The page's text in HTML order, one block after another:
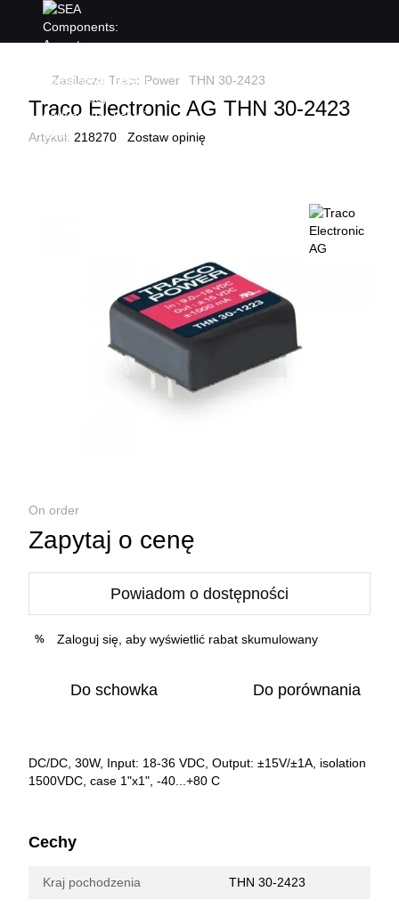
Zasilacze Traco Power THN 30-2423
Traco Electronic AG THN 30-2423
Artykuł: 218270 Zostaw opinię
On order
Zapytaj o cenę
Powiadom o dostępności
% Zaloguj się , aby wyświetlić rabat skumulowany
Do schowka Do porównania
DC/DC, 30W, Input: 18-36 VDC, Output: ±15V/±1A, isolation
1500VDC, case 1"x1", -40...+80 C
Cechy
Kraj pochodzenia THN 30-2423